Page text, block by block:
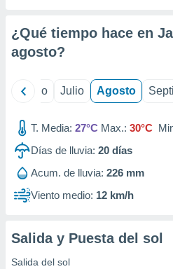
e
de
¿Qué tiempo hace en
agosto?
Junio Julio Agosto
T. Media: 27°C Max.: 30°C
Días de lluvia: 20 días
Acum. de lluvia: 226 mm
Viento medio: 12 km/h
Salida y Puesta del sol
Salida del sol